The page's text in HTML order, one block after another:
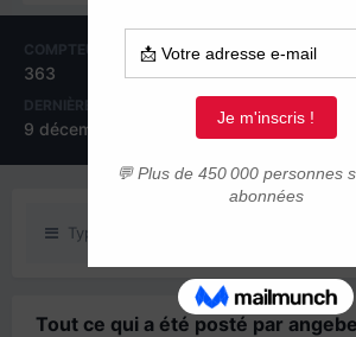
COMPTEUR DE CONTENUS
363
INSCRIPTION
20
DERNIÈRE VISITE
9 décembre 2025
JOURS
1
Type de contenu
Tout ce qui a été posté par